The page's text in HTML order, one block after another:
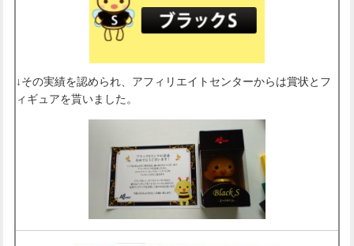
↓その実績を認められ、アフィリエイトセンターからは賞状とフ
ィギュアを貰いました。